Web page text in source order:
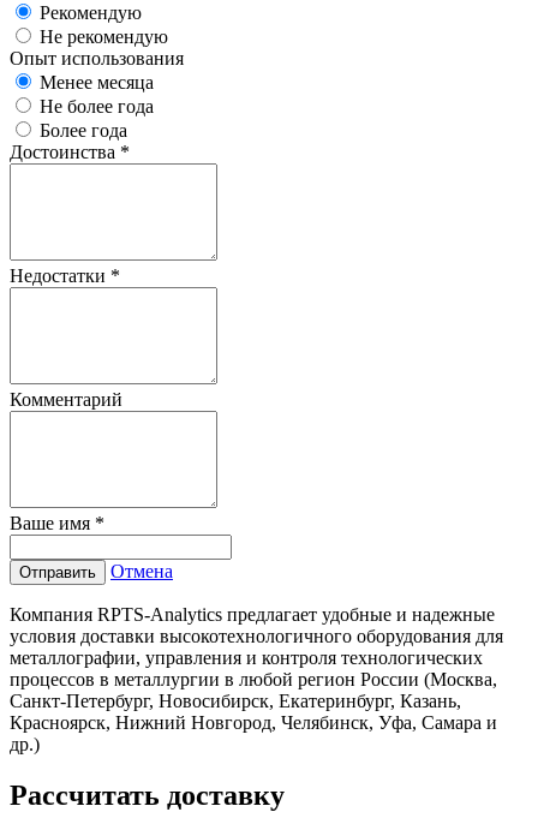
Рекомендую
Не рекомендую
Опыт использования
Менее месяца
Не более года
Более года
Достоинства *
Недостатки *
Комментарий
Ваше имя *
Отправить Отмена
Компания RPTS-Analytics предлагает удобные и надежные
условия доставки высокотехнологичного оборудования для
металлографии, управления и контроля технологических
процессов в металлургии в любой регион России (Москва,
Санкт-Петербург, Новосибирск, Екатеринбург, Казань,
Красноярск, Нижний Новгород, Челябинск, Уфа, Самара и
др.)
Рассчитать доставку